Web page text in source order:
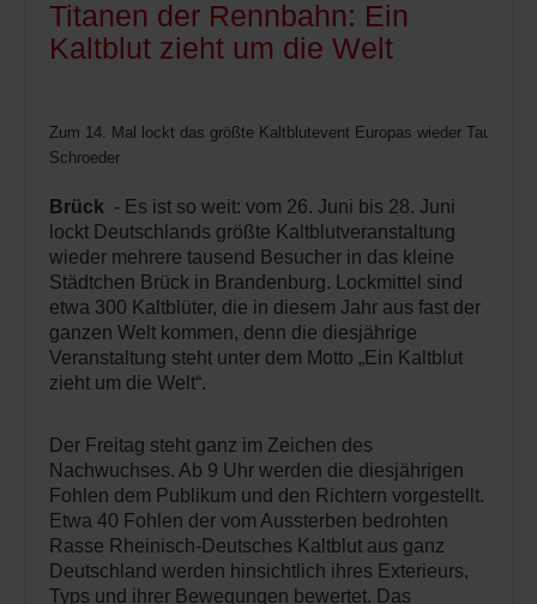
Titanen der Rennbahn: Ein
Kaltblut zieht um die Welt
Zum 14. Mal lockt das größte Kaltblutevent Europas wieder
Schroeder
Brück - Es ist so weit: vom 26. Juni bis 28. Juni
lockt Deutschlands größte Kaltblutveranstaltung
wieder mehrere tausend Besucher in das kleine
Städtchen Brück in Brandenburg. Lockmittel sind
etwa 300 Kaltblüter, die in diesem Jahr aus fast der
ganzen Welt kommen, denn die diesjährige
Veranstaltung steht unter dem Motto „Ein Kaltblut
zieht um die Welt“.
Der Freitag steht ganz im Zeichen des
Nachwuchses. Ab 9 Uhr werden die diesjährigen
Fohlen dem Publikum und den Richtern vorgestellt.
Etwa 40 Fohlen der vom Aussterben bedrohten
Rasse Rheinisch-Deutsches Kaltblut aus ganz
Deutschland werden hinsichtlich ihres Exterieurs,
Typs und ihrer Bewegungen bewertet. Das